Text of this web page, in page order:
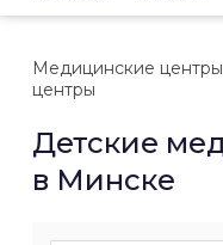
Медицинские центры
центры
Детские
в Минске